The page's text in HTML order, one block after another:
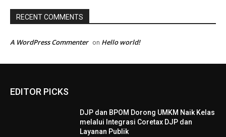
RECENT COMMENTS
A WordPress Commenter on Hello world!
EDITOR PICKS
DJP dan BPOM Dorong UMKM Naik Kelas
melalui Integrasi Coretax DJP dan
Layanan Publik